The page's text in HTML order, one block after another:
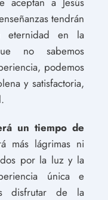
tendrán
eternidad en la
no sabemos
podemos
y satisfactoria,
un tiempo de
más lágrimas ni
por la luz y la
única e
disfrutar de la